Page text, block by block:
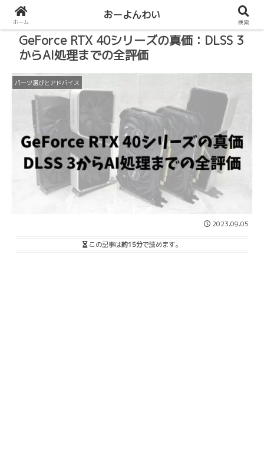
GeForce RTX 40シリーズの真価：DLSS 3
からAI処理までの全評価
パーツ選びとアドバイス
2023.09.05
この記事は約15分で読めます。
ホーム
おーよんわい
検索